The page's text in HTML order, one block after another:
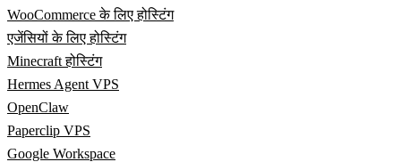
WooCommerce के लिए होस्टिंग
एजेंसियों के लिए होस्टिंग
Minecraft होस्टिंग
Hermes Agent VPS
OpenClaw
Paperclip VPS
Google Workspace